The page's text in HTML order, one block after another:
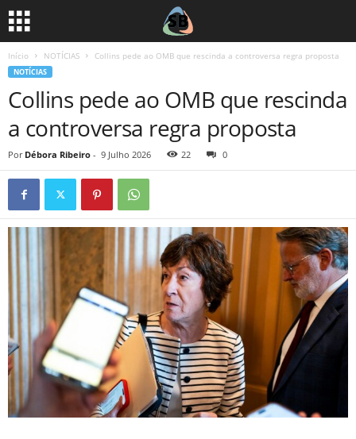
Início NOTÍCIAS Collins pede ao OMB que rescinda a controversa regra proposta
NOTÍCIAS
Collins pede ao OMB que rescinda
a controversa regra proposta
Por Débora Ribeiro - 9 Julho 2026 22 0